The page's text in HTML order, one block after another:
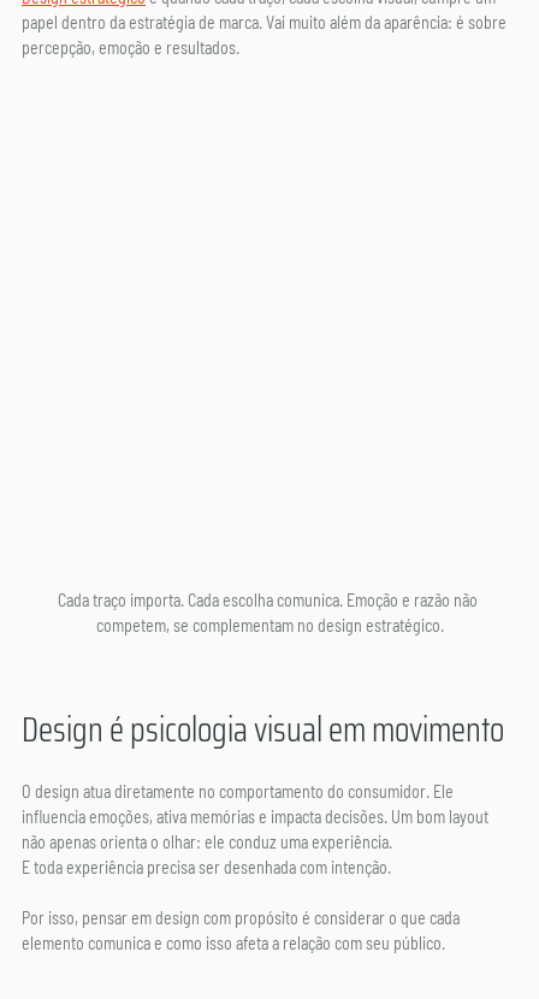
papel dentro da estratégia de marca. Vai muito além da aparência: é sobre
percepção, emoção e resultados.
Cada traço importa. Cada escolha comunica. Emoção e razão não
competem, se complementam no design estratégico.
Design é psicologia visual em movimento
O design atua diretamente no comportamento do consumidor. Ele
influencia emoções, ativa memórias e impacta decisões. Um bom layout
não apenas orienta o olhar: ele conduz uma experiência.
E toda experiência precisa ser desenhada com intenção.
Por isso, pensar em design com propósito é considerar o que cada
elemento comunica e como isso afeta a relação com seu público.